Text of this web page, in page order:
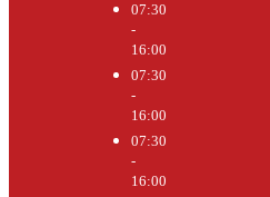
07:30
-
16:00
07:30
-
16:00
07:30
-
16:00